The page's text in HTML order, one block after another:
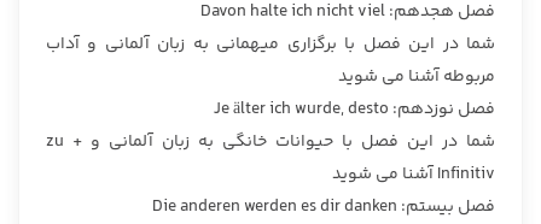
فصل هجدهم: Davon halte ich nicht viel
شما در این فصل با برگزاری میهمانی به زبان آلمانی و آداب
مربوطه آشنا می شوید
فصل نوزدهم: Je älter ich wurde, desto
شما در این فصل با حیوانات خانگی به زبان آلمانی و zu +
Infinitiv آشنا می شوید
فصل بیستم: Die anderen werden es dir danken